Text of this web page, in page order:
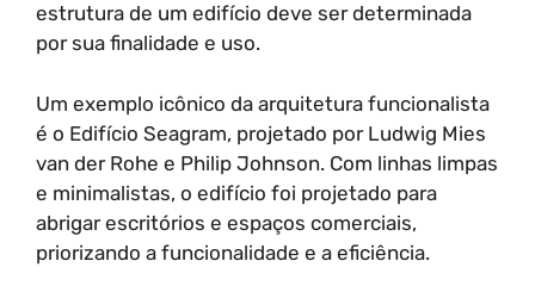
estrutura de um edifício deve ser determinada
por sua finalidade e uso.
Um exemplo icônico da arquitetura funcionalista
é o Edifício Seagram, projetado por Ludwig Mies
van der Rohe e Philip Johnson. Com linhas limpas
e minimalistas, o edifício foi projetado para
abrigar escritórios e espaços comerciais,
priorizando a funcionalidade e a eficiência.